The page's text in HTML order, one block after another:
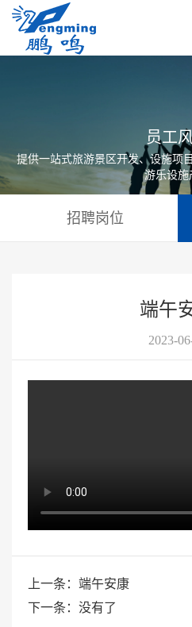
员工
提供一站式旅游景区开发、设施项
游乐设施
招聘岗位
端午
2023-
上一条：端午安康
下一条：没有了